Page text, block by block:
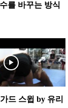
를 바꾸는 방식
드 스윕 by 유리